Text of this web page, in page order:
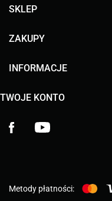
SKLEP
ZAKUPY
INFORMACJE
TWOJE KONTO
Facebook
Metody płatności: